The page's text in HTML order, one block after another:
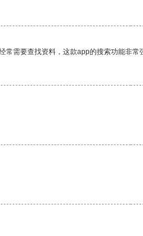
需要查找资料，这款app的搜索功能非常